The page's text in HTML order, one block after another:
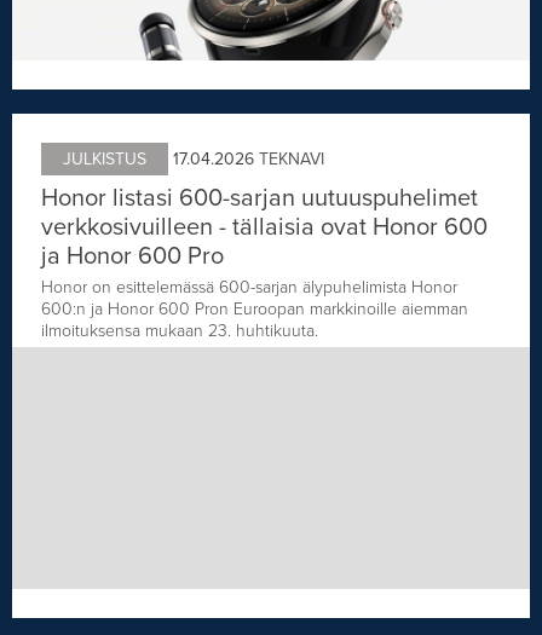
JULKISTUS 17.04.2026 TEKNAVI
Honor listasi 600-sarjan uutuuspuhelimet
verkkosivuilleen - tällaisia ovat Honor 600
ja Honor 600 Pro
Honor on esittelemässä 600-sarjan älypuhelimista Honor
600:n ja Honor 600 Pron Euroopan markkinoille aiemman
ilmoituksensa mukaan 23. huhtikuuta.